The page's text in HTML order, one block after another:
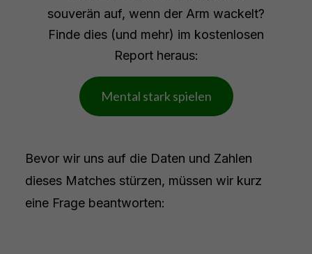
souverän auf, wenn der Arm wackelt?
Finde dies (und mehr) im kostenlosen
Report heraus:
Mental stark spielen
Bevor wir uns auf die Daten und Zahlen
dieses Matches stürzen, müssen wir kurz
eine Frage beantworten: